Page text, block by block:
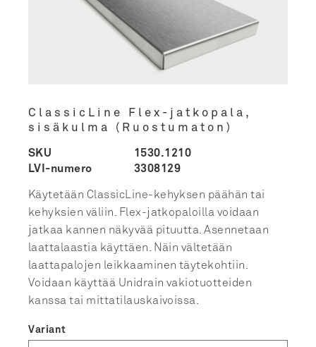
ClassicLine Flex-jatkopala,
sisäkulma (Ruostumaton)
SKU
1530.1210
LVI-numero
3308129
Käytetään ClassicLine-kehyksen päähän tai
kehyksien väliin. Flex-jatkopaloilla voidaan
jatkaa kannen näkyvää pituutta. Asennetaan
laattalaastia käyttäen. Näin vältetään
laattapalojen leikkaaminen täytekohtiin.
Voidaan käyttää Unidrain vakiotuotteiden
kanssa tai mittatilauskaivoissa.
Variant